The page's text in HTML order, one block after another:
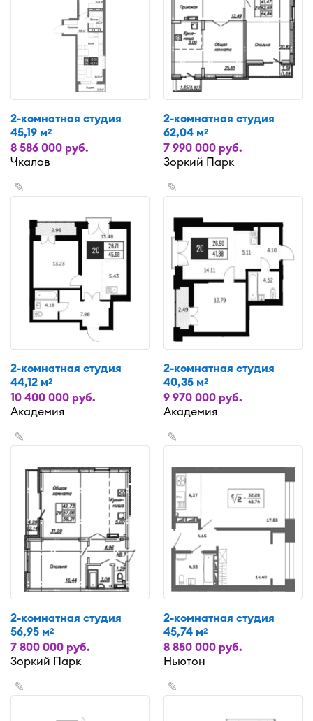
2-комнатная студия
45,19 м2
8 586 000 руб.
Чкалов
2-комнатная студия
62,04 м2
7 990 000 руб.
Зоркий Парк
✎
2-комнатная студия
44,12 м2
10 400 000 руб.
Академия
✎
2-комнатная студия
40,35 м2
9 970 000 руб.
Академия
✎
2-комнатная студия
56,95 м2
7 800 000 руб.
Зоркий Парк
✎
2-комнатная студия
45,74 м2
8 850 000 руб.
Ньютон
✎ ✎